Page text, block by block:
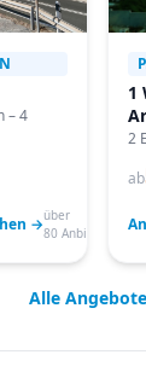
– 4
→über
80 Anbieter
1
2
ab
Alle